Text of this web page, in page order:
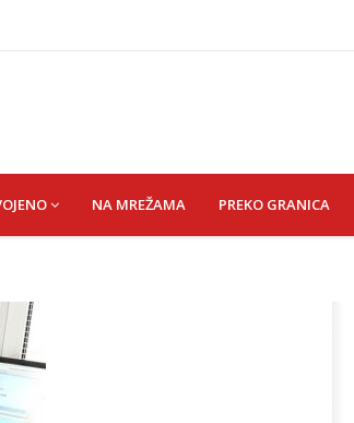
neki kažu prvo Željo,
NA MREŽAMA PREKO GRANICA